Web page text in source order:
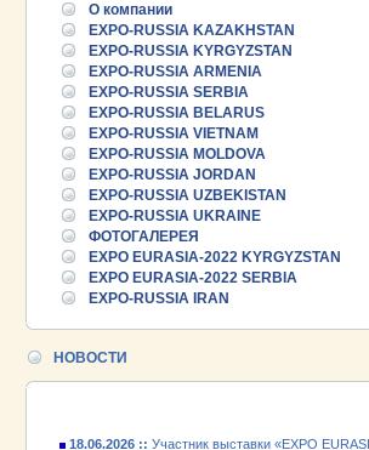
О компании
EXPO-RUSSIA KAZAKHSTAN
EXPO-RUSSIA KYRGYZSTAN
EXPO-RUSSIA ARMENIA
EXPO-RUSSIA SERBIA
EXPO-RUSSIA BELARUS
EXPO-RUSSIA VIETNAM
EXPO-RUSSIA MOLDOVA
EXPO-RUSSIA JORDAN
EXPO-RUSSIA UZBEKISTAN
EXPO-RUSSIA UKRAINE
ФОТОГАЛЕРЕЯ
EXPO EURASIA-2022 KYRGYZSTAN
EXPO EURASIA-2022 SERBIA
EXPO-RUSSIA IRAN
НОВОСТИ
25.06.2026 ::Пост-релиз
25.06.2026 :: Деловая программа EXPO EURASIA
VIETNAM 2026
24.06.2026 ::Открытие VII Международной
промышленной выставки «EXPO EURASIA
VIETNAM 2026» - АО «Псковский